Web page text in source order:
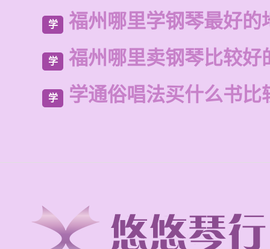
学 福州哪里学钢琴最好的
学 福州哪里卖钢琴比较好
学 学通俗唱法买什么书比